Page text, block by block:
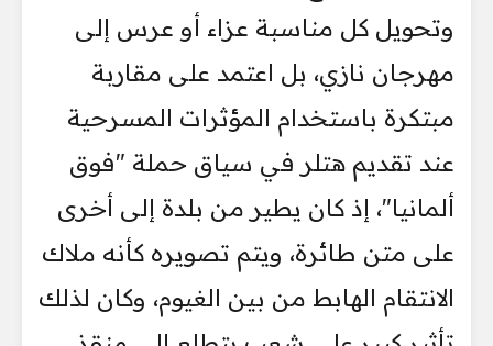
وتحويل كل مناسبة عزاء أو عرس إلى
مهرجان نازي، بل اعتمد على مقاربة
مبتكرة باستخدام المؤثرات المسرحية
عند تقديم هتلر في سياق حملة "فوق
ألمانيا"، إذ كان يطير من بلدة إلى أخرى
على متن طائرة، ويتم تصويره كأنه ملاك
الانتقام الهابط من بين الغيوم، وكان لذلك